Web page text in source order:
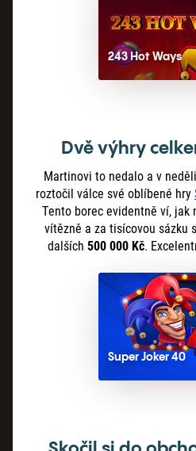
243 Hot Ways
Dvě výhry
Martinovi to nedalo a v
roztočil válce své oblíbené hry
Tento borec evidentně ví, jak
vítězně a za tisícovou sázku
dalších 500 000 Kč.
Super Joker 40